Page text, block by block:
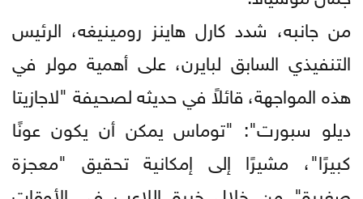
من جانبه، شدد كارل هاينز رومينيغه، الرئيس
التنفيذي السابق لبايرن، على أهمية مولر في
هذه المواجهة، قائلاً في حديثه لصحيفة "لاجازيتا
ديلو سبورت": "توماس يمكن أن يكون عونًا
كبيرًا"، مشيرًا إلى إمكانية تحقيق "معجزة